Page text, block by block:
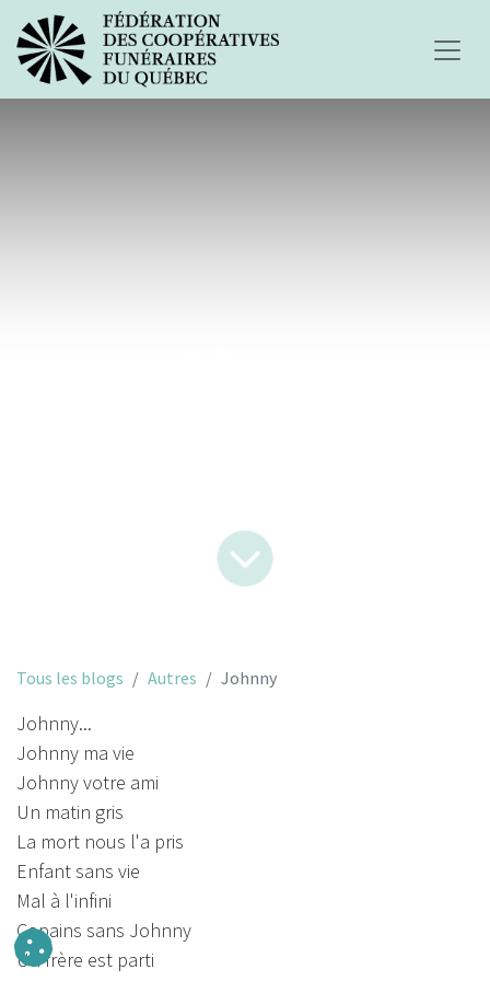
Tous les blogs Autres Johnny
Johnny...
Johnny ma vie
Johnny votre ami
Un matin gris
La mort nous l'a pris
Enfant sans vie
Mal à l'infini
Copains sans Johnny
Un frère est parti